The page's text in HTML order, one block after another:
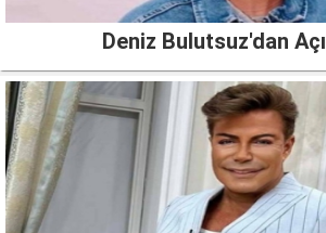
Deniz Bulutsuz'dan